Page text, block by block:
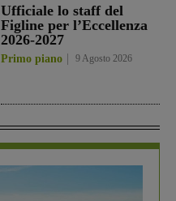
Ufficiale lo staff del
Figline per l’Eccellenza
2026-2027
Primo piano 9 Agosto 2026